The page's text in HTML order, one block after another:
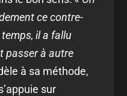
ce contre-
il a fallu
passer à autre
à sa méthode,
sur